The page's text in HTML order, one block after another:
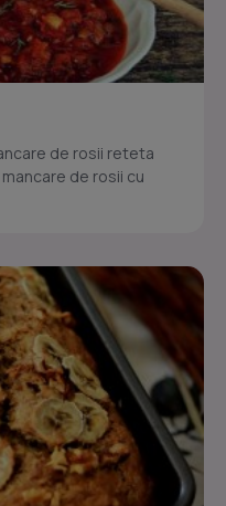
de rosii reteta
de rosii cu